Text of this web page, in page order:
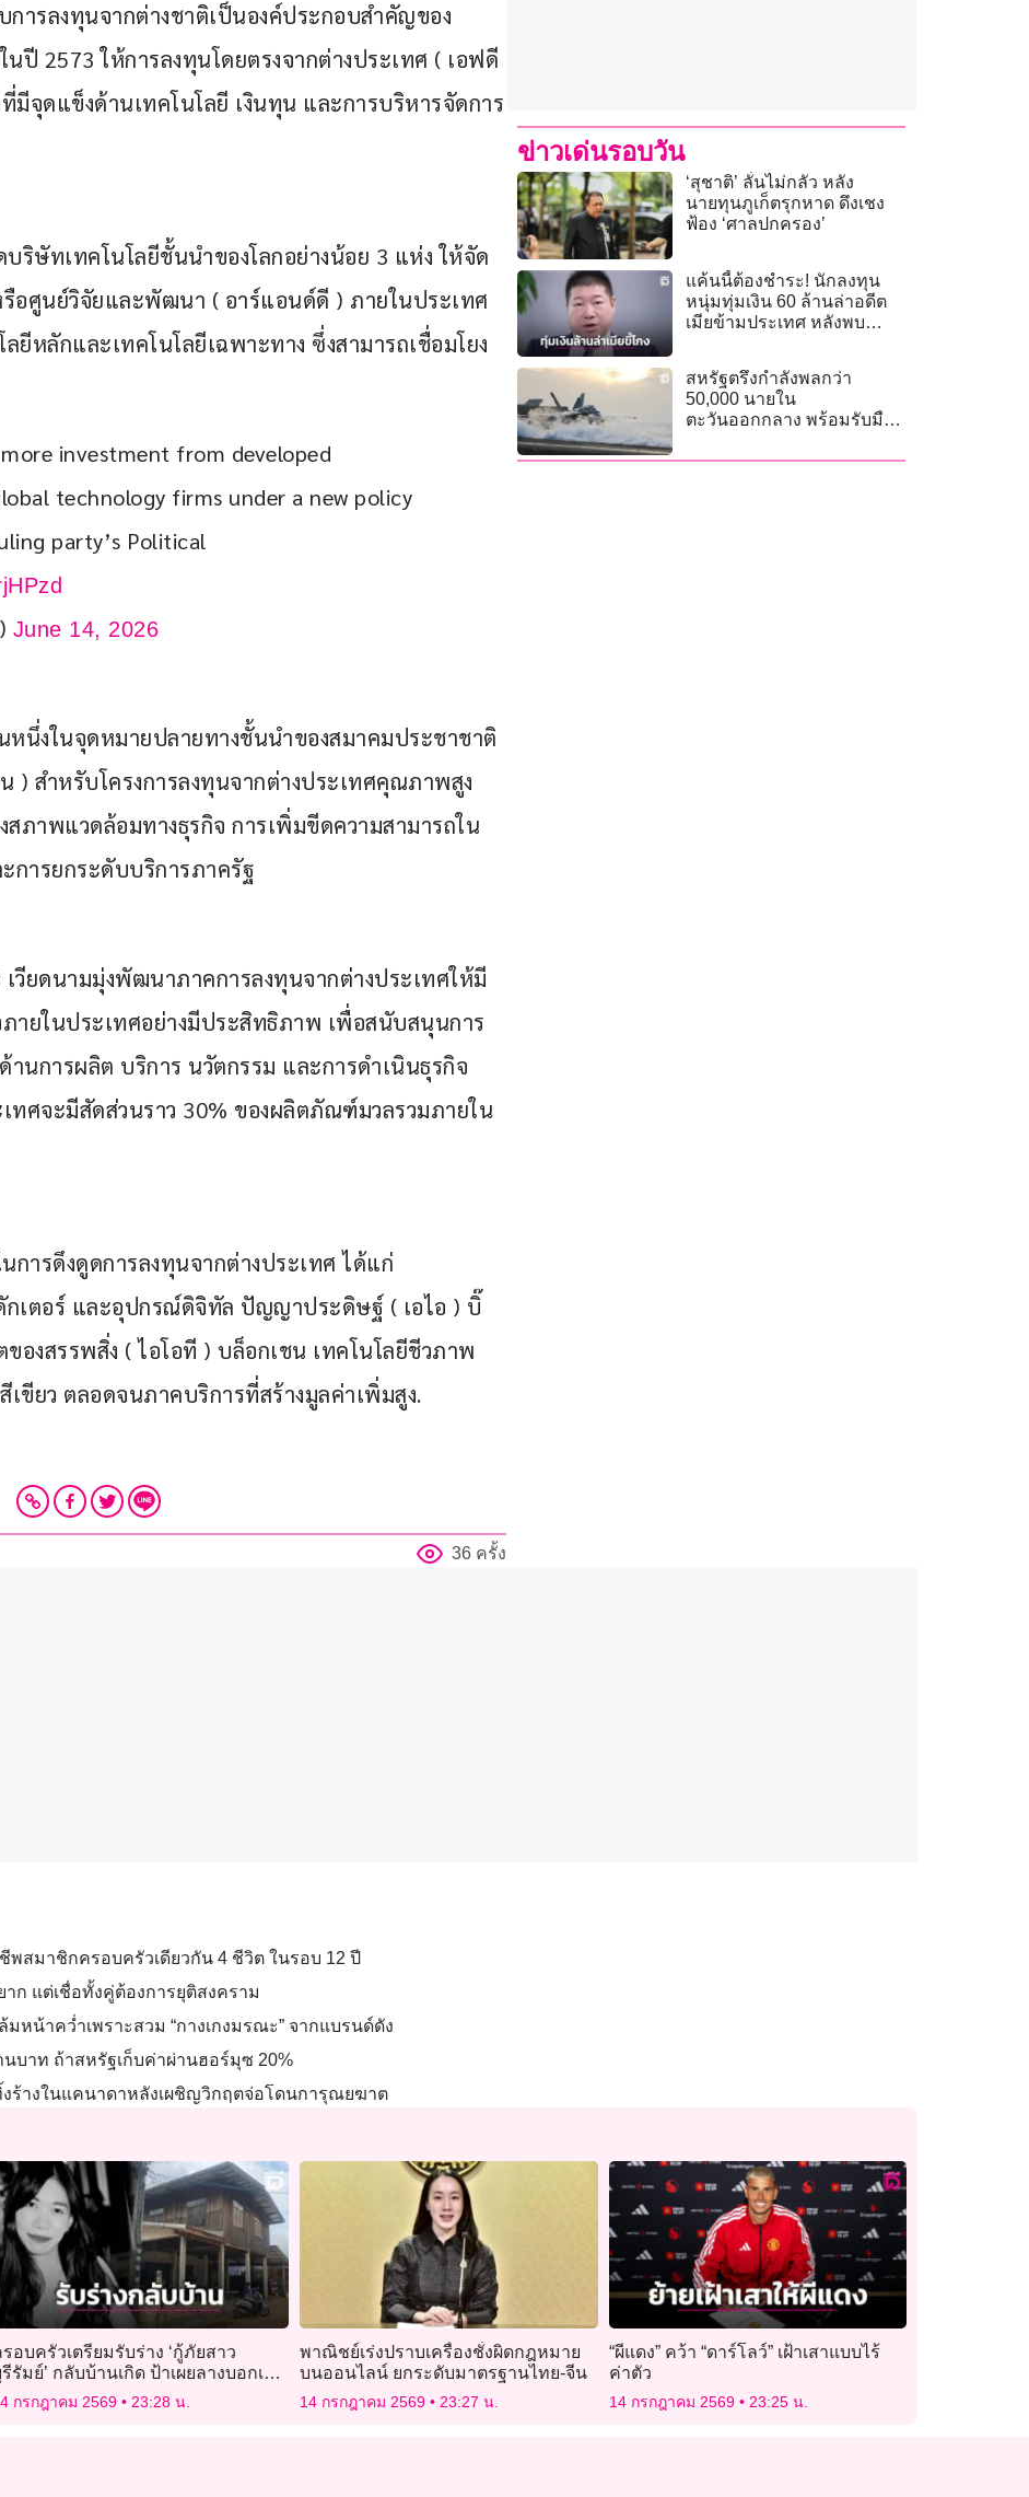
ารลงทุนจากต่างชาติเป็นองค์ประกอบสำคัญของ
ปี 2573 ให้การลงทุนโดยตรงจากต่างประเทศ ( เอฟดี
จุดแข็งด้านเทคโนโลยี เงินทุน และการบริหารจัดการ
ริษัทเทคโนโลยีชั้นนำของโลกอย่างน้อย 3 แห่ง ให้จัด
อศูนย์วิจัยและพัฒนา ( อาร์แอนด์ดี ) ภายในประเทศ
ยีหลักและเทคโนโลยีเฉพาะทาง ซึ่งสามารถเชื่อมโยง
investment from developed
technology firms under a new policy
party’s Political
June 14, 2026
หนึ่งในจุดหมายปลายทางชั้นนำของสมาคมประชาชาติ
) สำหรับโครงการลงทุนจากต่างประเทศคุณภาพสูง
ภาพแวดล้อมทางธุรกิจ การเพิ่มขีดความสามารถใน
การยกระดับบริการภาครัฐ
วียดนามมุ่งพัฒนาภาคการลงทุนจากต่างประเทศให้มี
ายในประเทศอย่างมีประสิทธิภาพ เพื่อสนับสนุนการ
นการผลิต บริการ นวัตกรรม และการดำเนินธุรกิจ
ทศจะมีสัดส่วนราว 30% ของผลิตภัณฑ์มวลรวมภายใน
การดึงดูดการลงทุนจากต่างประเทศ ได้แก่
กเตอร์ และอุปกรณ์ดิจิทัล ปัญญาประดิษฐ์ ( เอไอ ) บิ๊
องสรรพสิ่ง ( ไอโอที ) บล็อกเชน เทคโนโลยีชีวภาพ
ขียว ตลอดจนภาคบริการที่สร้างมูลค่าเพิ่มสูง.
36 ครั้ง
ข่าวเด่นรอบวัน
‘สุชาติ’ ลั่นไม่กลัว หลัง
นายทุนภูเก็ตรุกหาด ดึงเชง
ฟ้อง ‘ศาลปกครอง’
แค้นนี้ต้องชำระ! นักลงทุน
หนุ่มทุ่มเงิน 60 ล้านล่าอดีต
เมียข้ามประเทศ หลังพบ
สหรัฐตรึงกำลังพลกว่า
50,000 นายใน
ตะวันออกกลาง พร้อมรับมือ
สมาชิกครอบครัวเดียวกัน 4 ชีวิต ในรอบ 12 ปี
าก แต่เชื่อทั้งคู่ต้องการยุติสงคราม
น้าคว่ำเพราะสวม “กางเกงมรณะ” จากแบรนด์ดัง
นบาท ถ้าสหรัฐเก็บค่าผ่านฮอร์มุซ 20%
งร้างในแคนาดาหลังเผชิญวิกฤตจ่อโดนการุณยฆาต
อบครัวเตรียมรับร่าง ‘กู้ภัยสาว
รัมย์’ กลับบ้านเกิด ป้าเผยลางบอกเหตุ
นรู้ข่าวร้าย
กรกฎาคม 2569 23:28 น.
พาณิชย์เร่งปราบเครื่องชั่งผิดกฎหมาย
บนออนไลน์ ยกระดับมาตรฐานไทย-จีน
14 กรกฎาคม 2569 23:27 น.
“ผีแดง” คว้า “ดาร์โลว์” เฝ้าเสาแบบไร้
ค่าตัว
14 กรกฎาคม 2569 23:25 น.